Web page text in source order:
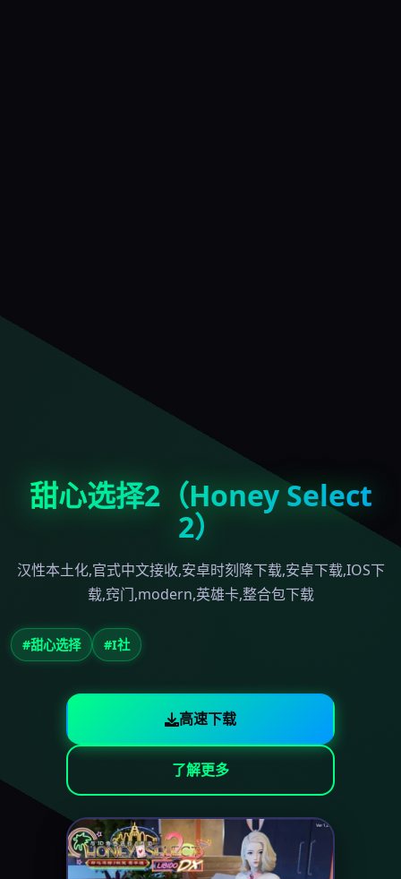
甜心选择2（Honey Select
2）
汉性本土化,官式中文接收,安卓时刻降下载,安卓下载,IOS下
载,窍门,modern,英雄卡,整合包下载
#甜心选择 #I社
高速下载
了解更多